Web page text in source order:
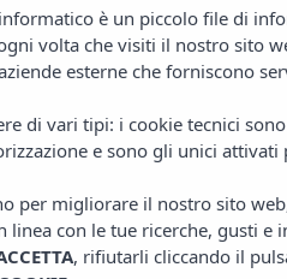
inexactos
(derecho al olvido)
è un piccolo file di
volta che visiti il nostro sito
esterne che forniscono
di vari tipi: i cookie tecnici
e sono gli unici
per migliorare il nostro sito
con le tue ricerche, gusti e
, rifiutarli cliccando il
è un piccolo file di
volta che visiti il nostro sito
esterne che forniscono
di vari tipi: i cookie tecnici
e sono gli unici
per migliorare il nostro sito
con le tue ricerche, gusti e
, rifiutarli cliccando il